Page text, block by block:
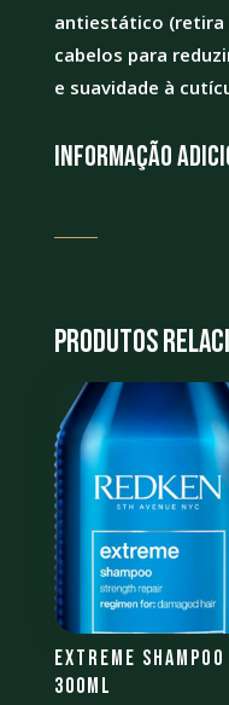
antiestático (retira
cabelos para
e suavidade à
Informação
Produtos
Extreme Shampoo
300ML